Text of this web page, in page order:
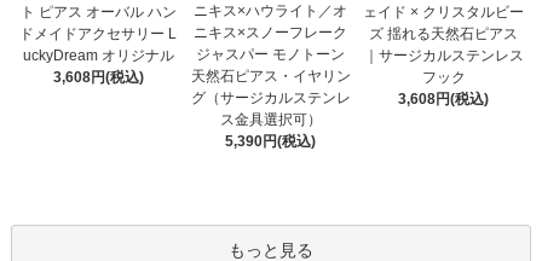
ト ピアス オーバル ハン
ドメイドアクセサリー L
uckyDream オリジナル
3,608円(税込)
ニキス×ハウライト／オ
ニキス×スノーフレーク
ジャスパー モノトーン
天然石ピアス・イヤリン
グ（サージカルステンレ
ス金具選択可）
5,390円(税込)
ェイド × クリスタルビー
ズ 揺れる天然石ピアス
｜サージカルステンレス
フック
3,608円(税込)
もっと見る